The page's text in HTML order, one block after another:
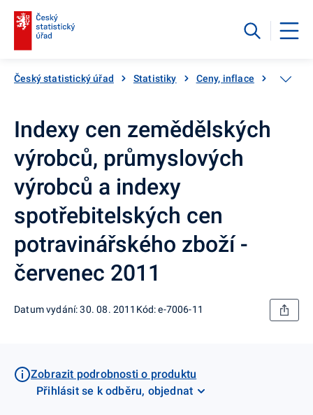
Český statistický úřad Statistiky Ceny, inflace Ceny
Indexy cen zemědělských
výrobců, průmyslových
výrobců a indexy
spotřebitelských cen
potravinářského zboží -
červenec 2011
Datum vydání: 30. 08. 2011 Kód: e-7006-11
Zobrazit podrobnosti o produktu
Přihlásit se k odběru, objednat